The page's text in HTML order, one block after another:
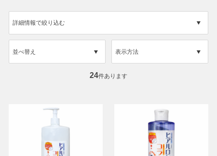
詳細情報で絞り込む
表示方法
並べ替え
24件あります